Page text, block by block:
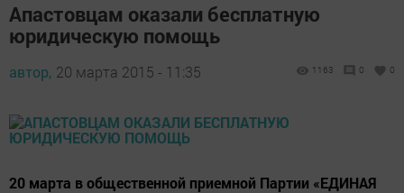
Апастовцам оказали бесплатную
юридическую помощь
автор, 20 марта 2015 - 11:35 1163 0 0
20 марта в общественной приемной Партии «ЕДИНАЯ